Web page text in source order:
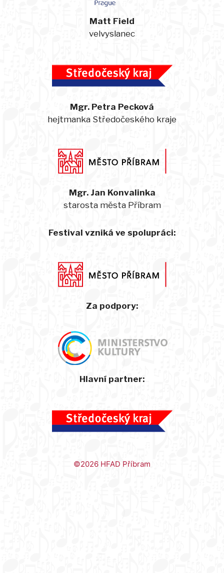
Matt Field
velvyslanec
Mgr. Petra Pecková
hejtmanka Středočeského kraje
Mgr. Jan Konvalinka
starosta města Příbram
Festival vzniká ve spolupráci:
Za podpory:
Hlavní partner:
©2026 HFAD Příbram